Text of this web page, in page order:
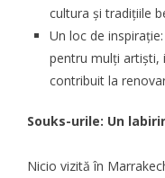
cultura și tradițiile
Un loc de
pentru mulți artiști,
contribuit la
Souks-urile: Un
Nicio vizită în